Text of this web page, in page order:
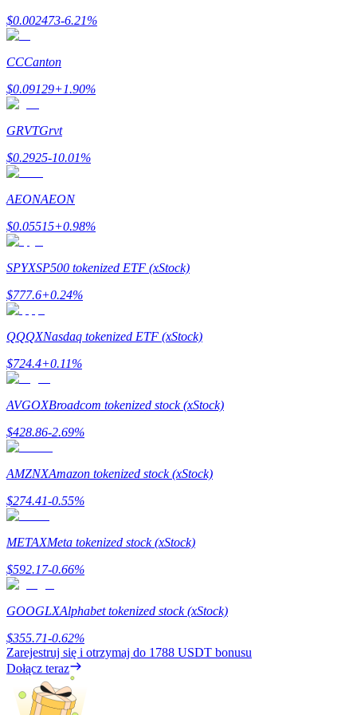
Zarabiać
Mocna Świnka
Stawianie
Wysokie zyski i natychmiastowy dostęp
Launchpool
Elastyczne stawianie zakładów, aby zarabiać na popularnych
tokenach
$0.002473-6.21%
CCCanton
$0.09129+1.90%
GRVTGrvt
$0.2925-10.01%
AEONAEON
$0.05515+0.98%
SPYXSP500 tokenized ETF (xStock)
$777.6+0.24%
QQQXNasdaq tokenized ETF (xStock)
$724.4+0.11%
AVGOXBroadcom tokenized stock (xStock)
$428.86-2.69%
AMZNXAmazon tokenized stock (xStock)
$274.41-0.55%
METAXMeta tokenized stock (xStock)
$592.17-0.66%
GOOGLXAlphabet tokenized stock (xStock)
$355.71-0.62%
Zarejestruj się i otrzymaj do 1788 USDT bonusu
Dołącz teraz